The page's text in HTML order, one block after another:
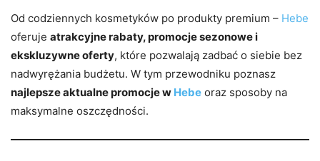
Od codziennych kosmetyków po produkty premium – Hebe
oferuje atrakcyjne rabaty, promocje sezonowe i
ekskluzywne oferty, które pozwalają zadbać o siebie bez
nadwyrężania budżetu. W tym przewodniku poznasz
najlepsze aktualne promocje w Hebe oraz sposoby na
maksymalne oszczędności.